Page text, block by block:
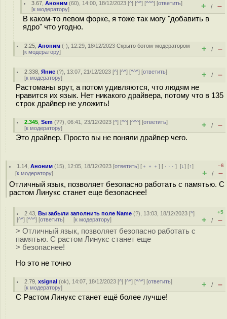
3.67 ,Аноним (60), 14:00, 18/12/2023 [^] [^^] [^^^] [ответить]
[к модератору] + / –
В каком-то левом форке, я тоже так могу "добавить в
ядро" что угодно.
2.25 ,Аноним (-), 12:29, 18/12/2023Скрыто ботом-модератором
[к модератору] + / –
2.338 ,Янис (?), 13:07, 21/12/2023 [^] [^^] [^^^] [ответить]
[к модератору] + / –
Растоманы врут, а потом удивляются, что людям не
нравится их язык. Нет никакого драйвера, потому что в 135
строк драйвер не уложить!
2.345 ,Sem (??), 06:41, 23/12/2023 [^] [^^] [^^^] [ответить]
[к модератору] + / –
Это драйвер. Просто вы не поняли драйвер чего.
1.14 ,Аноним (15), 12:05, 18/12/2023 [ответить] [ ﹢﹢﹢] [ · · ·][↓] [↑]
[к модератору]
–6
+ / –
Отличный язык, позволяет безопасно работать с памятью. С
растом Линукс станет еще безопаснее!
2.43 ,Вы забыли заполнить поле Name (?), 13:03, 18/12/2023 [^]
[^^] [^^^] [ответить] [к модератору]
+5
+ / –
> Отличный язык, позволяет безопасно работать с
памятью. С растом Линукс станет еще
> безопаснее!
Но это не точно
2.79 ,xsignal (ok), 14:07, 18/12/2023 [^] [^^] [^^^] [ответить]
[к модератору] + / –
С Растом Линукс станет ещё более лучше!